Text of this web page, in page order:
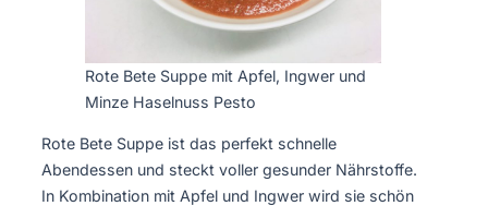
Rote Bete Suppe mit Apfel, Ingwer und
Minze Haselnuss Pesto
Rote Bete Suppe ist das perfekt schnelle
Abendessen und steckt voller gesunder Nährstoffe.
In Kombination mit Apfel und Ingwer wird sie schön